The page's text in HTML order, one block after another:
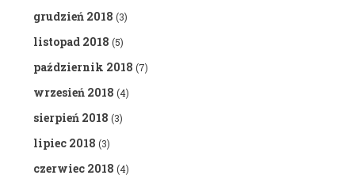
grudzień 2018 (3)
listopad 2018 (5)
październik 2018 (7)
wrzesień 2018 (4)
sierpień 2018 (3)
lipiec 2018 (3)
czerwiec 2018 (4)